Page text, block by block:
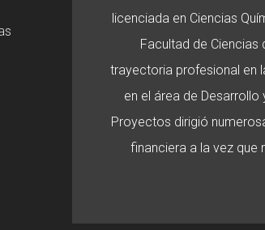
licenciada en Ciencias
Facultad de Ciencias
trayectoria profesional en
en el área de
Proyectos dirigió
financiera a la vez que